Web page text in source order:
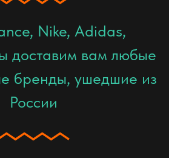
Nike, Adidas,
доставим вам любые
бренды, ушедшие из
России